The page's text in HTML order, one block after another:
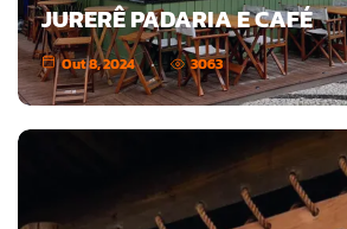
JURERÊ PADARIA E CAFÉ
Out 8, 2024 3063